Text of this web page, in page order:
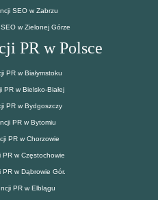
SEO w Zabrzu
w Zielonej Górze
PR w Polsce
PR w Białymstoku
PR w Bielsko-Białej
PR w Bydgoszczy
PR w Bytomiu
PR w Chorzowie
w Częstochowie
w Dąbrowie Gór.
PR w Elblągu